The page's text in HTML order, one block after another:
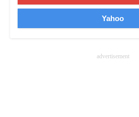
Yahoo
advertisement